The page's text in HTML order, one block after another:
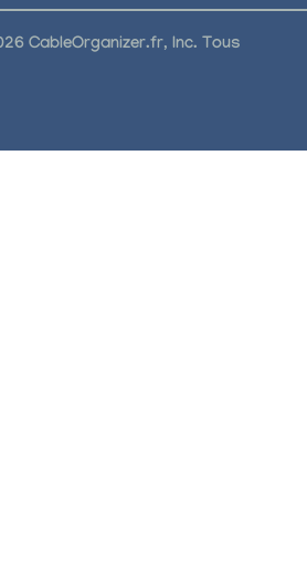
CableOrganizer.fr, Inc. Tous